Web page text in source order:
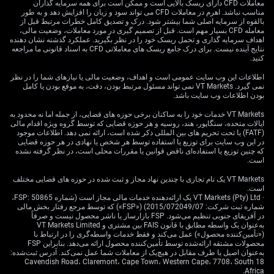
remain that fresh versions of the bill—or amendments
that secure broader backing—are on the horizon. That
builds in a short-term narrative of stop-start positioning,
where both fiscal and political developments require
close monitoring. Fixed income markets, in particular,
borrowing levels look poised to rise without a clear
offset in spending cuts.
Fiscal Risks Embedded
From our perspective, moves in the coming sessions
should be viewed in light of these fiscal risks now
appearing more embedded. We’ll be watching for rising
volatility around government auction announcements,
headline-driven moves in health sector-linked equities,
and any further indication of deadlock or agreement
emerging from leadership. It’s also reasonable to expect
re-pricing on segments of the curve sensitive to debt
outlooks—generally speaking, those with durations two
معاملات CFD دارای ریسک بالایی است و ممکن است برای همه سرمایه گذاران
مناسب نباشد. اهرم در معاملات CFD می تواند سود و زیان را افزایش دهد و به طور
بالقوه از سرمایه اصلی شما بیشتر شود. درک و تصدیق کامل خطرات مرتبط قبل از
معامله CFD بسیار مهم است. قبل از تصمیم گیری در مورد معاملات، وضعیت مالی،
اهداف سرمایه گذاری و تحمل ریسک خود را در نظر بگیرید. عملکرد گذشته نشان دهنده
نتایج آینده نیست. برای درک جامع ریسک های معاملاتی CFD به اسناد قانونی ما مراجعه
کنید.
اطلاعات این وب سایت عمومی است و اهداف، وضعیت مالی یا نیازهای شما را در نظر
نمی گیرد. VT Markets نمی تواند مسئول مرتبط بودن، دقت، به موقع بودن یا کامل
بودن اطلاعات وب سایت باشد.
VT Markets خدمات خود را به ساکنان برخی حوزه های قضایی، از جمله اما نه محدود به
ایالات متحده، سنگاپور، هند، روسیه و هر حوزه قضایی که توسط گروه ویژه اقدام مالی
(FATF) یا تحت تحریم های بین المللی ذکر شده است، ارائه نمی دهد. اطلاعات موجود
در این وب سایت برای توزیع یا استفاده توسط هر شخص یا نهادی در هر حوزه قضایی
که چنین توزیع یا استفاده‌ای ناقض قوانین یا مقررات محلی است، در نظر گرفته نشده
است.
VT Markets یک نام تجاری با چندین نهاد مجاز و ثبت شده در حوزه های قضایی مختلف
است.
· VT Markets (Pty) Ltd یک ارائه‌دهنده خدمات مالی مجاز است (شماره FSP: 50865،
شماره ثبت شرکت: 2015/072049/07) («FSP») که توسط مرجع رفتار بخش مالی
در آفریقای جنوبی تنظیم می‌شود. FSP بازارساز یا ناشر محصول نیست و صرفاً
به‌عنوان یک واسطه مطابق با قانون FAIS بین مشتری و VT Markets Limited
(«تأمین‌کننده محصول») عمل می‌کند و فقط خدمات واسطه‌گری را در ارتباط با
محصولات مشتقه ارائه‌شده توسط تأمین‌کننده محصول ارائه می‌دهد. بنابراین FSP
به‌عنوان اصیل یا طرف مقابل در هیچ‌یک از معاملات شما عمل نمی‌کند. آدرس ثبت‌شده:
18 Cavendish Road، Claremont، Cape Town، Western Cape، 7708، South
Africa.